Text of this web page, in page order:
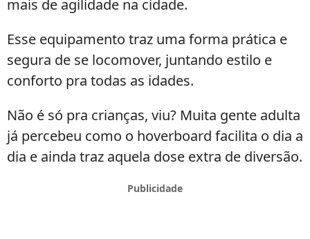
mais de agilidade na cidade.
Esse equipamento traz uma forma prática e
segura de se locomover, juntando estilo e
conforto pra todas as idades.
Não é só pra crianças, viu? Muita gente adulta
já percebeu como o hoverboard facilita o dia a
dia e ainda traz aquela dose extra de diversão.